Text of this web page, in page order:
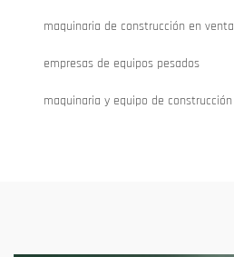
maquinaria de construcción en venta
empresas de equipos pesados
maquinaria y equipo de construcción